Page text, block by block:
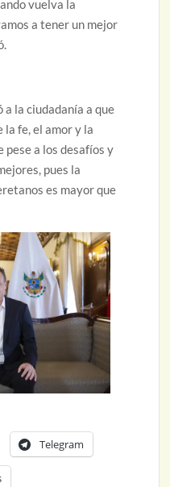
vuelva la
a tener un mejor
la ciudadanía a que
fe, el amor y la
pese a los desafíos y
pues la
es mayor que
Telegram